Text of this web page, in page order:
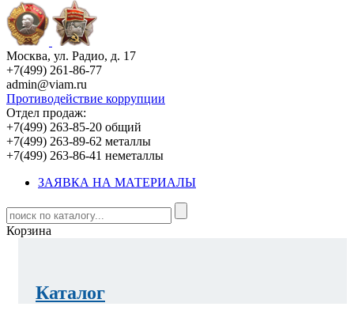
Москва, ул. Радио, д. 17
+7(499) 261-86-77
admin@viam.ru
Противодействие коррупции
Отдел продаж:
+7(499) 263-85-20 общий
+7(499) 263-89-62 металлы
+7(499) 263-86-41 неметаллы
ЗАЯВКА НА МАТЕРИАЛЫ
Корзина
Каталог